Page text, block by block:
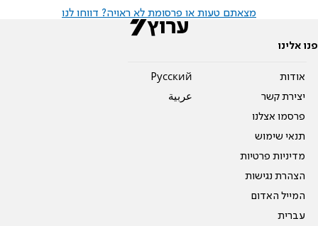
מצאתם טעות או פרסומת לא ראויה? דווחו לנו
פנו אלינו
אודות
יצירת קשר
פרסמו אצלנו
תנאי שימוש
מדיניות פרטיות
הצהרת נגישות
המייל האדום
עברית
Pусский
عربية